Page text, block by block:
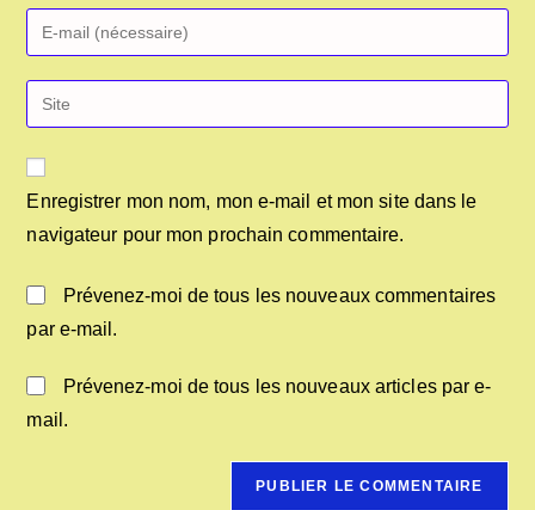
Enregistrer mon nom, mon e-mail et mon site dans le
navigateur pour mon prochain commentaire.
Prévenez-moi de tous les nouveaux commentaires
par e-mail.
Prévenez-moi de tous les nouveaux articles par e-
mail.